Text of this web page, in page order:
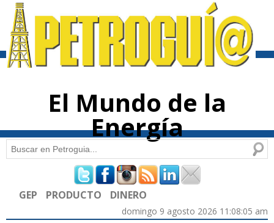
contenido
El Mundo de la
Energía
Formulario de búsqueda
Buscar
GEP PRODUCTO DINERO
domingo 9 agosto 2026 11:08:05 am